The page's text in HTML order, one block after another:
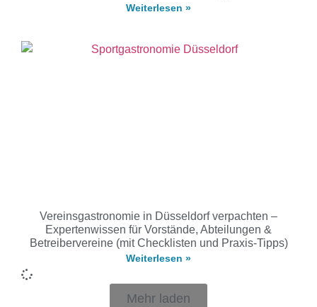
Weiterlesen »
Vereinsgastronomie in Düsseldorf verpachten –
Expertenwissen für Vorstände, Abteilungen &
Betreibervereine (mit Checklisten und Praxis-Tipps)
Weiterlesen »
Mehr laden